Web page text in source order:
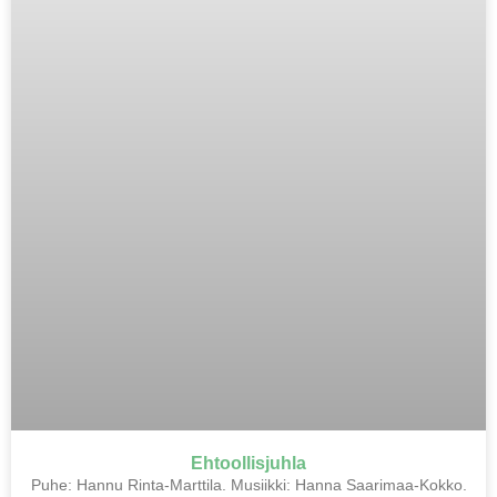
Ehtoollisjuhla
Puhe: Hannu Rinta-Marttila. Musiikki: Hanna Saarimaa-Kokko.